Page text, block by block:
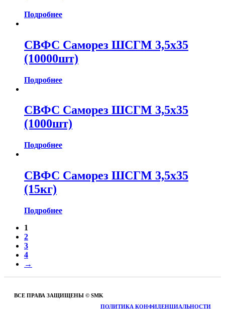
Подробнее
СВФС Саморез ШСГМ 3,5х35
(10000шт)
Подробнее
СВФС Саморез ШСГМ 3,5х35
(1000шт)
Подробнее
СВФС Саморез ШСГМ 3,5х35
(15кг)
Подробнее
1
2
3
4
→
ВСЕ ПРАВА ЗАЩИЩЕНЫ © SMK
ПОЛИТИКА КОНФИДЕНЦИАЛЬНОСТИ